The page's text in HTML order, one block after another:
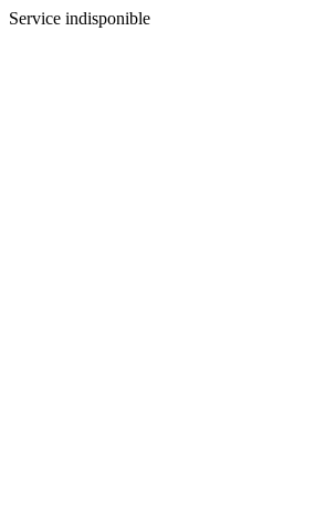
Service indisponible